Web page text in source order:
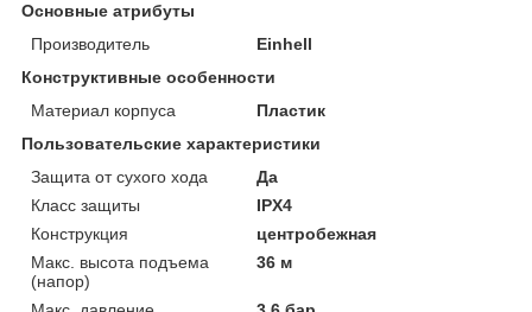
Основные атрибуты
Производитель
Einhell
Конструктивные особенности
Материал корпуса
Пластик
Пользовательские характеристики
Защита от сухого хода
Да
Класс защиты
IPX4
Конструкция
центробежная
Макс. высота подъема
(напор)
36 м